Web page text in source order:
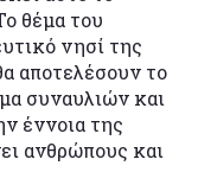
θέμα του
νησί της
αποτελέσουν το
συναυλιών και
έννοια της
ανθρώπους και